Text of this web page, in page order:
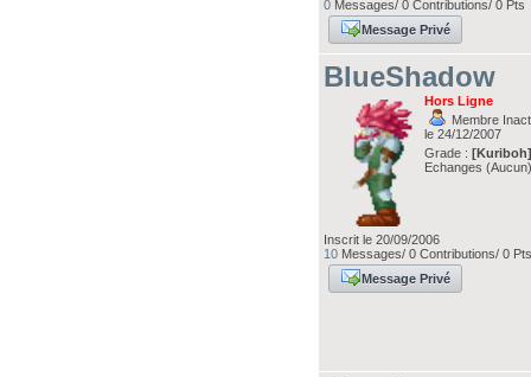
0 Messages/ 0 Contributions/ 0 Pts
Message Privé
BlueShadow
Hors Ligne
Membre
le 24/12/2007
Grade :
Echanges
Inscrit le 20/09/2006
10 Messages/ 0 Contributions/ 0
Message Privé